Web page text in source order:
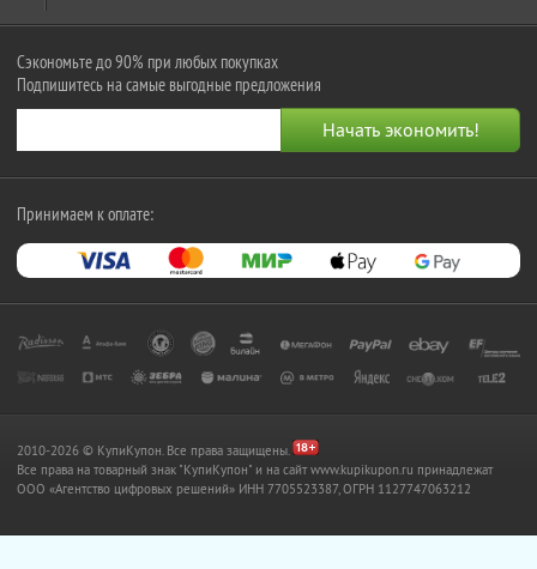
Сэкономьте до 90% при любых покупках
Подпишитесь на самые выгодные предложения
Принимаем к оплате:
2010-2026 © КупиКупон. Все права защищены.
Все права на товарный знак "КупиКупон" и на сайт www.kupikupon.ru принадлежат
OOO «Агентство цифровых решений» ИНН 7705523387, ОГРН 1127747063212